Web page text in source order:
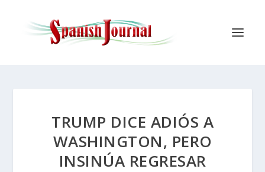
TRUMP DICE ADIÓS A
WASHINGTON, PERO
INSINÚA REGRESAR